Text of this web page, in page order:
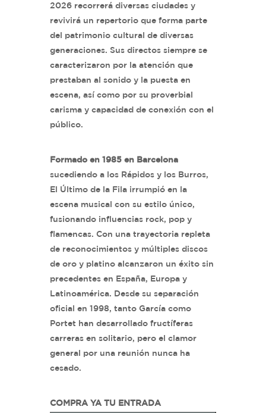
2026 recorrerá diversas ciudades y
revivirá un repertorio que forma parte
del patrimonio cultural de diversas
generaciones. Sus directos siempre se
caracterizaron por la atención que
prestaban al sonido y la puesta en
escena, así como por su proverbial
carisma y capacidad de conexión con el
público.
Formado en 1985 en Barcelona
sucediendo a los Rápidos y los Burros,
El Último de la Fila irrumpió en la
escena musical con su estilo único,
fusionando influencias rock, pop y
flamencas. Con una trayectoria repleta
de reconocimientos y múltiples discos
de oro y platino alcanzaron un éxito sin
precedentes en España, Europa y
Latinoamérica. Desde su separación
oficial en 1998, tanto García como
Portet han desarrollado fructíferas
carreras en solitario, pero el clamor
general por una reunión nunca ha
cesado.
COMPRA YA TU ENTRADA